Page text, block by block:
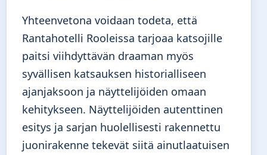
Yhteenvetona voidaan todeta, että
Rantahotelli Rooleissa tarjoaa katsojille
paitsi viihdyttävän draaman myös
syvällisen katsauksen historialliseen
ajanjaksoon ja näyttelijöiden omaan
kehitykseen. Näyttelijöiden autenttinen
esitys ja sarjan huolellisesti rakennettu
juonirakenne tekevät siitä ainutlaatuisen